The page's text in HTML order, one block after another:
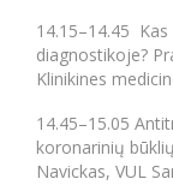
14.15–14.45
diagnostikoje?
Klinikines
14.45–15.05
koronarinių
Navickas, VUL